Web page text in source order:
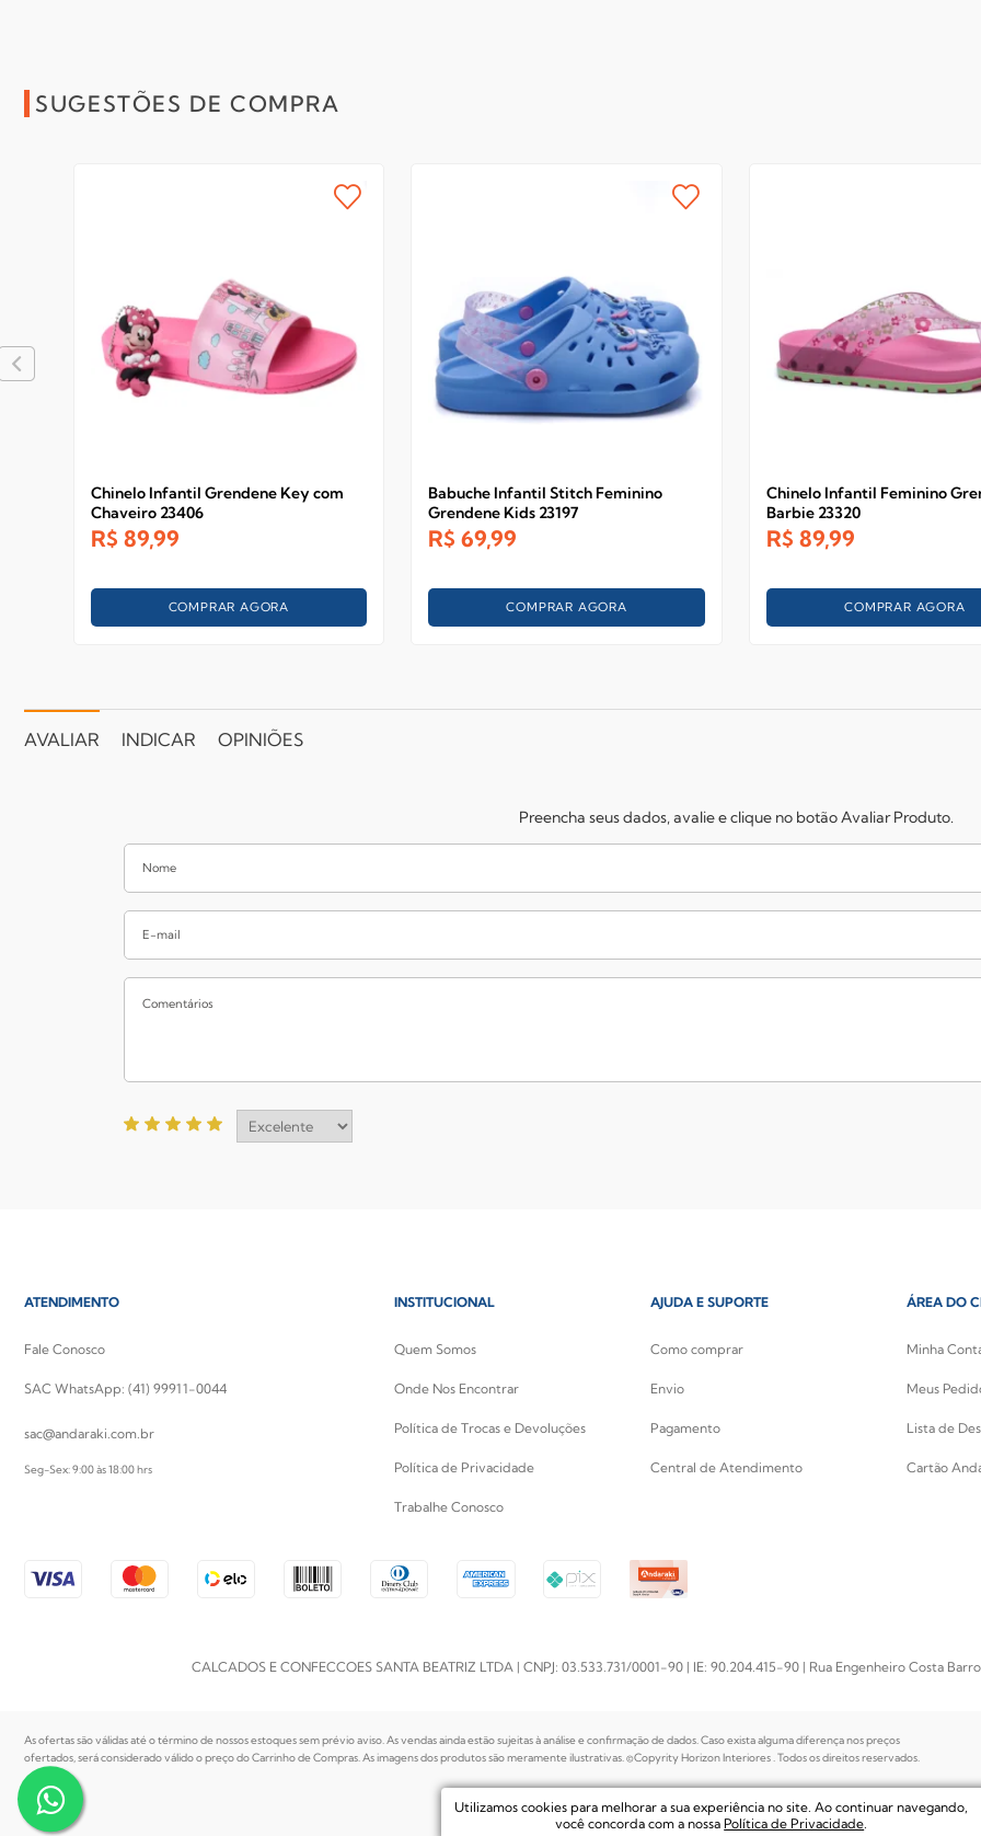
SUGESTÕES DE COMPRA
Chinelo Infantil Grendene Key com
Chaveiro 23406
R$ 89,99
COMPRAR AGORA
Babuche Infantil Stitch Feminino
Grendene Kids 23197
R$ 69,99
COMPRAR AGORA
Chinelo Infantil Feminino
Barbie 23320
R$ 89,99
COMPRAR AGORA
AVALIAR INDICAR OPINIÕES
Preencha seus dados, avalie e clique no botão Avaliar Produto.
ATENDIMENTO
Fale Conosco
SAC WhatsApp: (41) 99911-0044
sac@andaraki.com.br
Seg-Sex: 9:00 às 18:00 hrs
INSTITUCIONAL
Quem Somos
Onde Nos Encontrar
Política de Trocas e Devoluções
Política de Privacidade
Trabalhe Conosco
AJUDA E SUPORTE
Como comprar
Envio
Pagamento
Central de Atendimento
ÁREA DO
Minha
Meus
Lista de
Cartão
CALCADOS E CONFECCOES SANTA BEATRIZ LTDA | CNPJ: 03.533.731/0001-90 | IE: 90.204.415-90 | Rua Engenheiro Costa
As ofertas são válidas até o término de nossos estoques sem prévio aviso. As vendas ainda estão sujeitas à análise e confirmação de dados. Caso exista alguma diferença nos preços
ofertados, será considerado válido o preço do Carrinho de Compras. As imagens dos produtos são meramente ilustrativas. ©Copyrity Horizon Interiores . Todos os direitos reservados.
Utilizamos cookies para melhorar a sua experiência no site. Ao continuar navegando,
você concorda com a nossaPolítica de Privacidade.